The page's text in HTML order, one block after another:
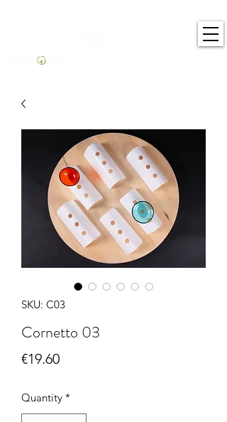
SKU: C03
Cornetto 03
€19.60Price
Quantity *